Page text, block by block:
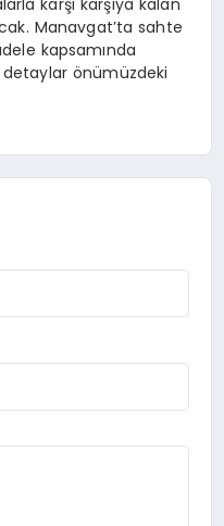
Manavgat’ta sahte
kapsamında
önümüzdeki